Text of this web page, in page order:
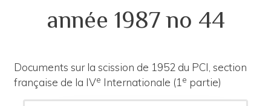
année 1987 no 44
Documents sur la scission de 1952 du PCI, section
française de la IVe Internationale (1e partie)